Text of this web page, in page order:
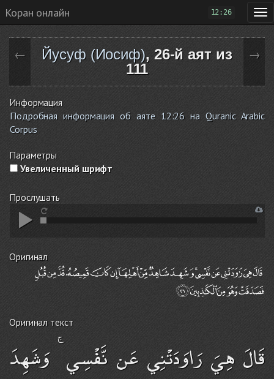
Коран онлайн 12:26
← Йусуф (Иосиф), 26-й аят из
111
→
Информация
Подробная информация об аяте 12:26 на Quranic Arabic
Corpus
Параметры
Увеличенный шрифт
Прослушать
Оригинал
Оригинал текст
قَالَ هِيَ رَاوَدَتْنِي عَن نَّفْسِي ۚ وَشَهِدَ